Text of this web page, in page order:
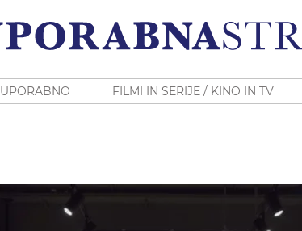
UPORABNO FILMI IN SERIJE / KINO IN TV